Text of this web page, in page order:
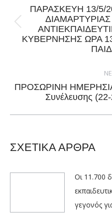
ΠΑΡΑΣΚΕΥΗ 13/5/
ΚΥΒΕΡΝΗΣΗΣ ΩΡΑ
ΠΡΟΣΩΡΙΝΗ ΗΜΕΡΗΣΙΑ
Συνέλευσης
ΣΧΕΤΙΚΑ ΑΡΘΡΑ
Οι 11.700
γεγονός